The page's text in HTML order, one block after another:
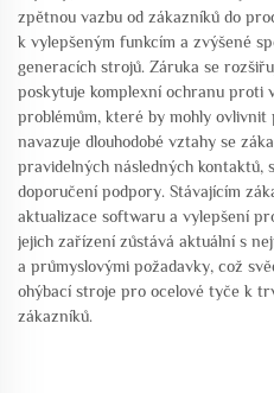
zpětnou vazbu od zákazníků do
k vylepšeným funkcím a zvýšené
generacích strojů. Záruka se
poskytuje komplexní ochranu proti
problémům, které by mohly ovlivnit
navazuje dlouhodobé vztahy se
pravidelných následných kontaktů,
doporučení podpory. Stávajícím
aktualizace softwaru a vylepšení
jejich zařízení zůstává aktuální s
a průmyslovými požadavky, což
ohýbací stroje pro ocelové tyče k
zákazníků.